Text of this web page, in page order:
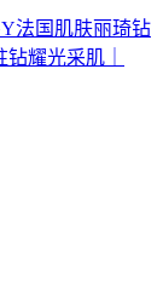
法国肌肤丽琦钻
耀光采肌｜